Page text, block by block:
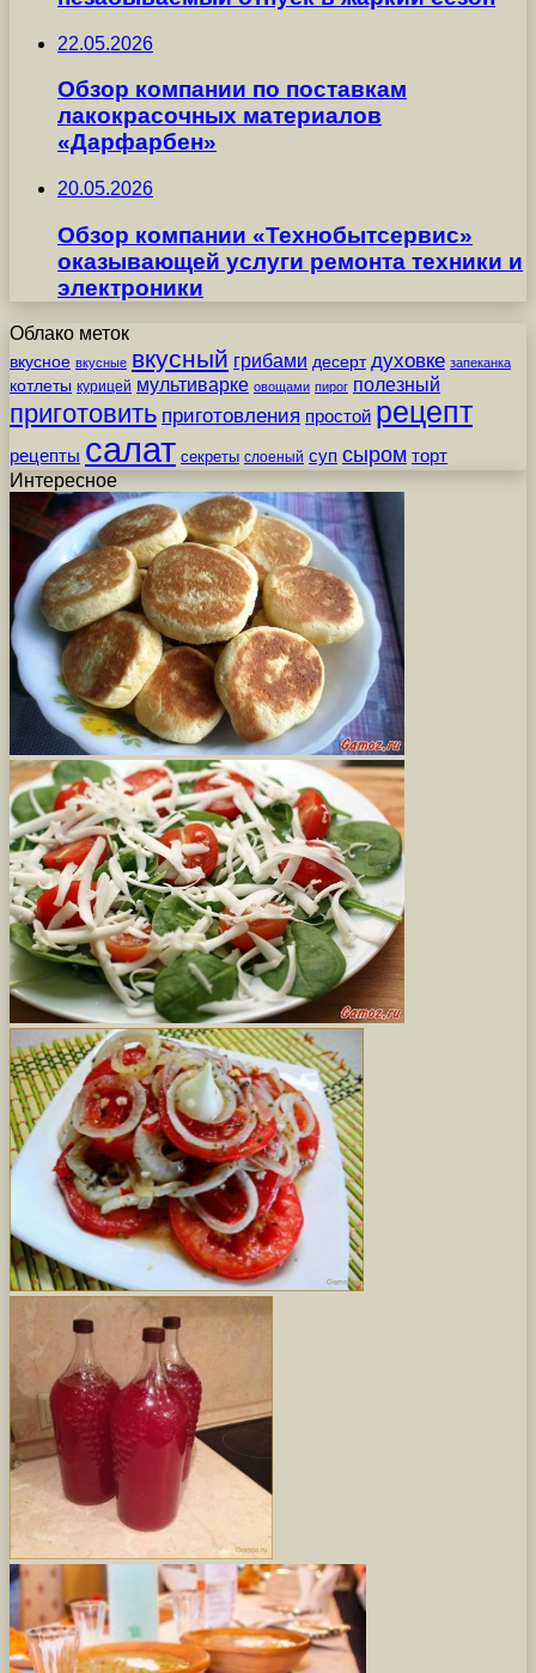
22.05.2026
Обзор компании по поставкам
лакокрасочных материалов
«Дарфарбен»
20.05.2026
Обзор компании «Технобытсервис»
оказывающей услуги ремонта техники и
электроники
Облако меток
вкусное вкусные вкусный грибами десерт духовке запеканка
котлеты курицей мультиварке овощами пирог полезный
приготовить приготовления простой рецепт
рецепты салат секреты слоеный суп сыром торт
Интересное